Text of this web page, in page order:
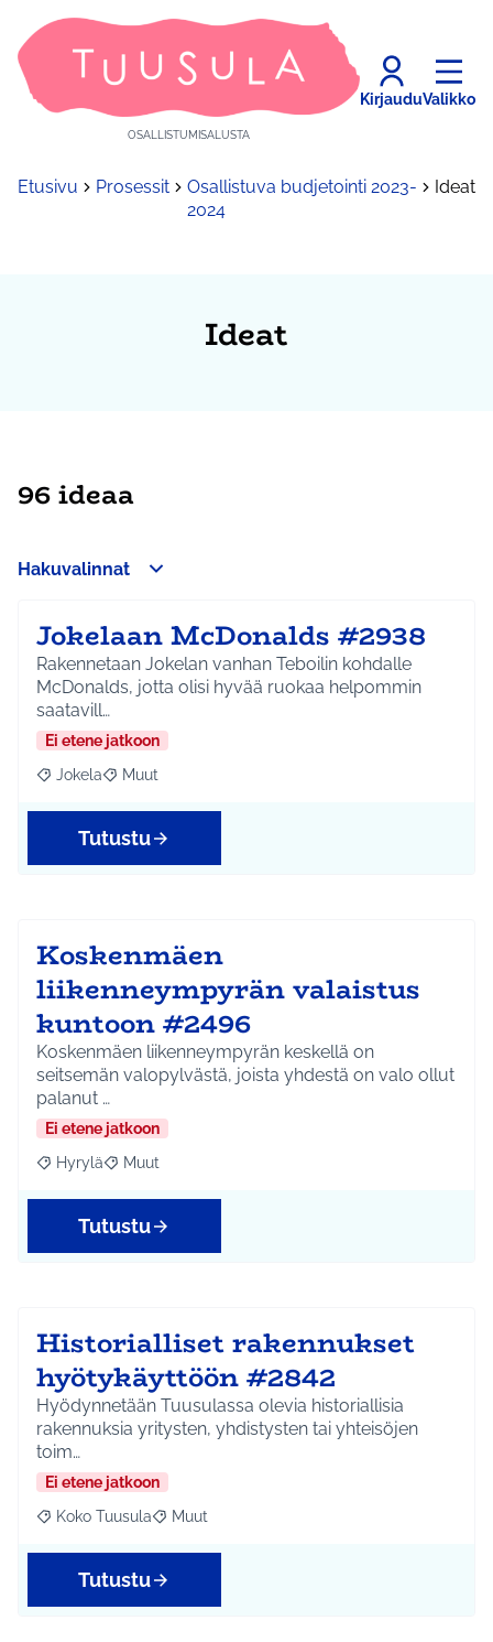
OSALLISTUMISALUSTA
KirjauduValikko
Etusivu Prosessit
Osallistuva budjetointi 2023-
2024
Ideat
Ideat
96 ideaa
Hakuvalinnat
Jokelaan McDonalds #2938
Rakennetaan Jokelan vanhan Teboilin kohdalle
McDonalds, jotta olisi hyvää ruokaa helpommin
saatavill…
Ei etene jatkoon
Rajaa tulokset aihepiirin mukaan: Jokela
Jokela Rajaa tulokset teeman mukaan: Muut
Muut
Tutustu
Koskenmäen
liikenneympyrän valaistus
kuntoon #2496
Koskenmäen liikenneympyrän keskellä on
seitsemän valopylvästä, joista yhdestä on valo ollut
palanut …
Ei etene jatkoon
Rajaa tulokset aihepiirin mukaan: Hyrylä
Hyrylä Rajaa tulokset teeman mukaan: Muut
Muut
Tutustu
Historialliset rakennukset
hyötykäyttöön #2842
Hyödynnetään Tuusulassa olevia historiallisia
rakennuksia yritysten, yhdistysten tai yhteisöjen
toim…
Ei etene jatkoon
Rajaa tulokset aihepiirin mukaan: Koko Tuusula
Koko Tuusula Rajaa tulokset teeman mukaan: Muut
Muut
Tutustu